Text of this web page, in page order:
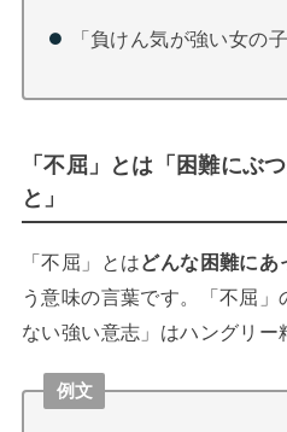
「負けん気が強い女の子
「不屈」とは「困難にぶ
と」
「不屈」とはどんな困難にあ
う意味の言葉です。「不屈
ない強い意志」はハングリー
例文